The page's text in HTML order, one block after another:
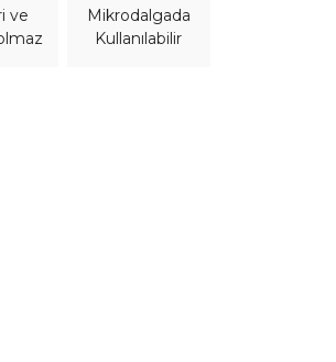
ve
Mikrodalgada
Kullanılabilir